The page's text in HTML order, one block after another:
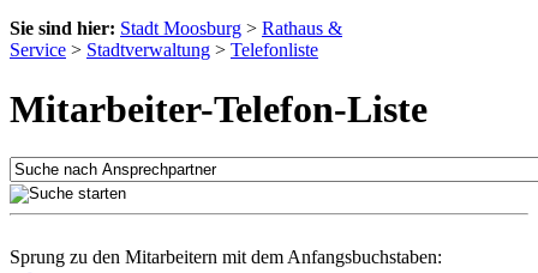
Sie sind hier: Stadt Moosburg > Rathaus &
Service > Stadtverwaltung > Telefonliste
Mitarbeiter-Telefon-Liste
Sprung zu den Mitarbeitern mit dem Anfangsbuchstaben: